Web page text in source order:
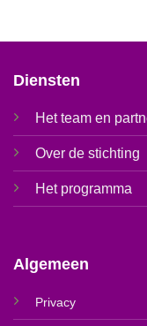
Diensten
Het team en
Over de stichting
Het programma
Algemeen
Privacy